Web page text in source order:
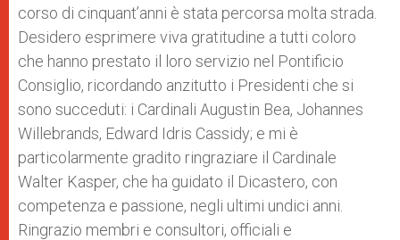
corso di cinquant’anni è stata percorsa molta strada.
Desidero esprimere viva gratitudine a tutti coloro
che hanno prestato il loro servizio nel Pontificio
Consiglio, ricordando anzitutto i Presidenti che si
sono succeduti: i Cardinali Augustin Bea, Johannes
Willebrands, Edward Idris Cassidy; e mi è
particolarmente gradito ringraziare il Cardinale
Walter Kasper, che ha guidato il Dicastero, con
competenza e passione, negli ultimi undici anni.
Ringrazio membri e consultori, officiali e